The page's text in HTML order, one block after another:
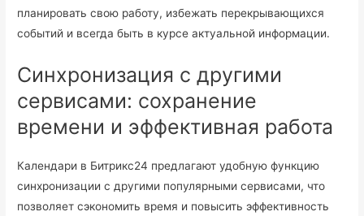
планировать свою работу, избежать перекрывающихся
событий и всегда быть в курсе актуальной информации.
Синхронизация с другими
сервисами: сохранение
времени и эффективная работа
Календари в Битрикс24 предлагают удобную функцию
синхронизации с другими популярными сервисами, что
позволяет сэкономить время и повысить эффективность